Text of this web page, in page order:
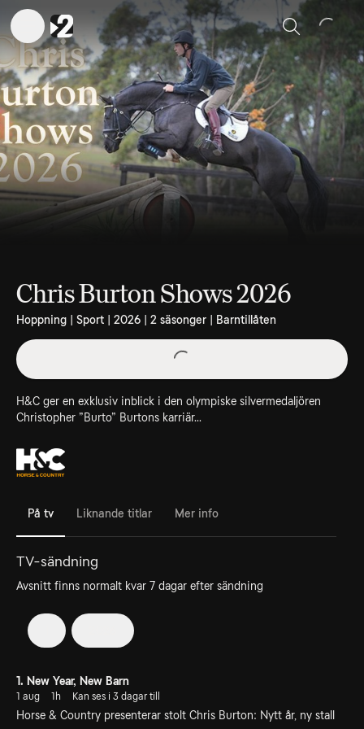
Sök
Chris Burton Shows 2026
Hoppning | Sport | 2026 | 2 säsonger | Barntillåten
H&C ger en exklusiv inblick i den olympiske silvermedaljören
Christopher ”Burto” Burtons karriär...
På tv Liknande titlar Mer info
TV-sändning
Avsnitt finns normalt kvar 7 dagar efter sändning
1. New Year, New Barn
1 aug 1h Kan ses i 3 dagar till
Horse & Country presenterar stolt Chris Burton: Nytt år, ny stall